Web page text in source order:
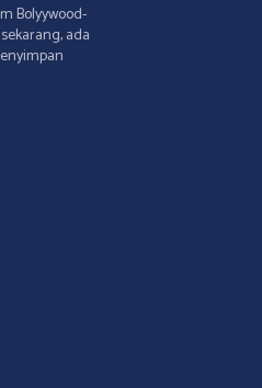
Bolyywood-
ada